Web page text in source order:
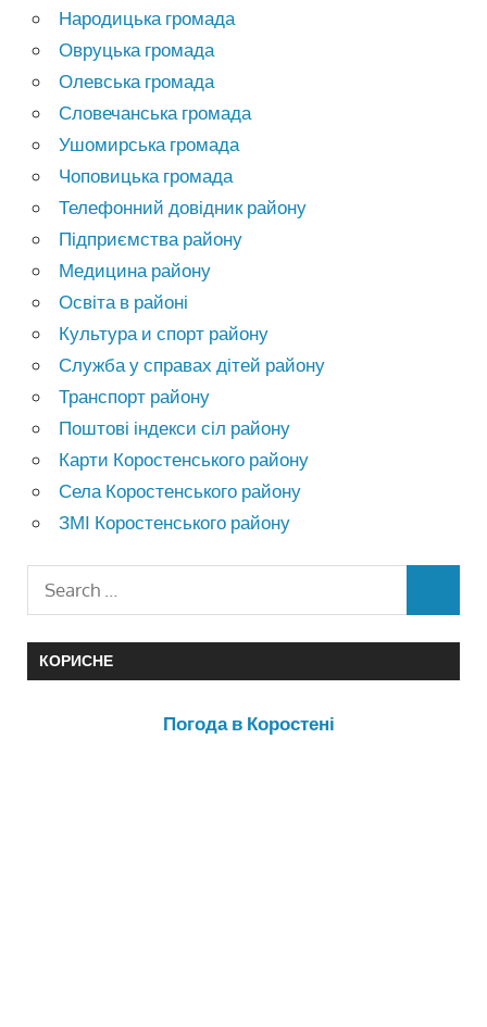
Народицька громада
Овруцька громада
Олевська громада
Словечанська громада
Ушомирська громада
Чоповицька громада
Телефонний довідник району
Підприємства району
Медицина району
Освіта в районі
Культура и спорт району
Служба у справах дітей району
Транспорт району
Поштові індекси сіл району
Карти Коростенського району
Села Коростенського району
ЗМІ Коростенського району
КОРИСНЕ
Погода в Коростені